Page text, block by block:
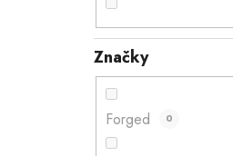
Značky
Forged 0